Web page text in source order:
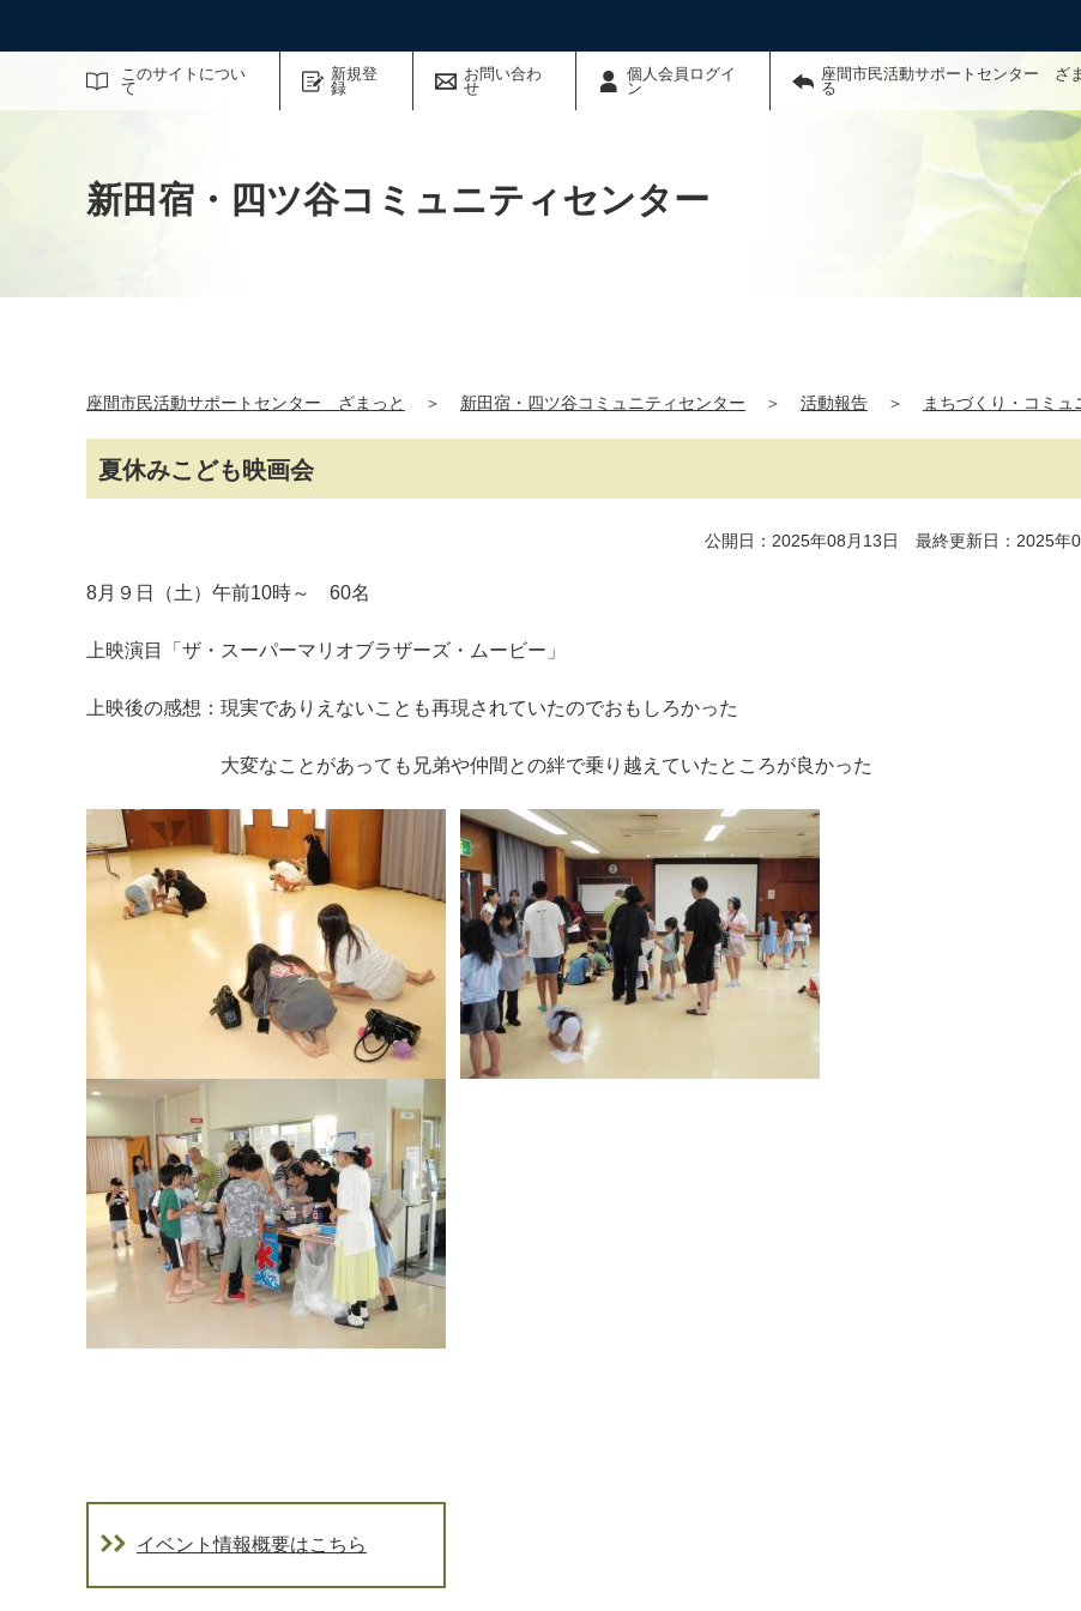
このサイトについ
て
新規登
録
お問い合わ
せ
個人会員ログイ
ン
座間市民活動サポートセンター ざ
る
サイト内検索
新田宿・四ツ谷コミュニティセンター
座間市民活動サポートセンター ざまっと ＞ 新田宿・四ツ谷コミュニティセンター ＞ 活動報告 ＞ まちづくり・コミュ
夏休みこども映画会
公開日：2025年08月13日 最終更新日：2025年
8月９日（土）午前10時～ 60名
上映演目「ザ・スーパーマリオブラザーズ・ムービー」
上映後の感想：現実でありえないことも再現されていたのでおもしろかった
大変なことがあっても兄弟や仲間との絆で乗り越えていたところが良かった
イベント情報概要はこちら
マイメディア検索